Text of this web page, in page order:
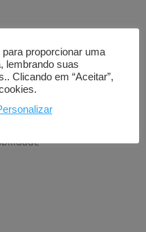
proporcionar uma
lembrando suas
Clicando em “Aceitar”,